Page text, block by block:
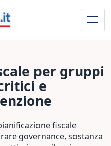
per gruppi
e
fiscale
governance, sostanza